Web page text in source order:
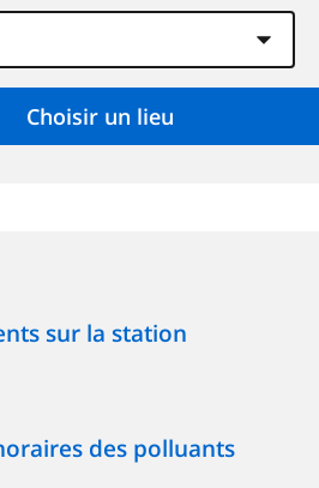
sur la station
des polluants